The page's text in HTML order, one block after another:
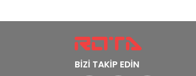
BİZİ TAKİP EDİN